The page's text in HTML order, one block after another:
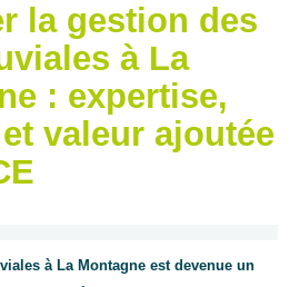
la gestion des
à La
: expertise,
valeur ajoutée
à La Montagne est devenue un